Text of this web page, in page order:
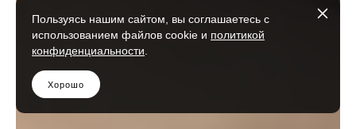
Пользуясь нашим сайтом, вы соглашаетесь с
использованием файлов cookie и политикой
конфиденциальности
Хорошо